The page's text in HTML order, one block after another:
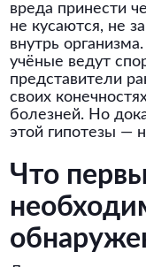
вреда принести
не кусаются, не
внутрь
учёные ведут
представители
своих
болезней. Но
этой гипотезы —
Что